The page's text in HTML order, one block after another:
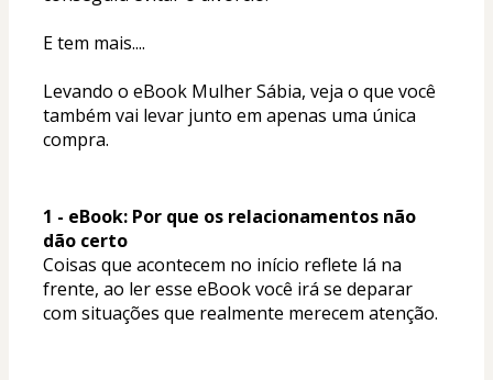
E tem mais....
Levando o eBook Mulher Sábia, veja o que você
também vai levar junto em apenas uma única
compra.
1 - eBook: Por que os relacionamentos não
dão certo
Coisas que acontecem no início reflete lá na
frente, ao ler esse eBook você irá se deparar
com situações que realmente merecem atenção.